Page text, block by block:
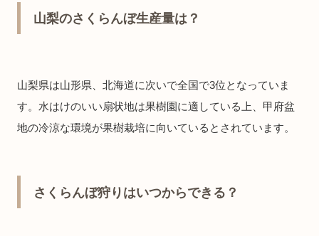
山梨のさくらんぼ生産量は？
山梨県は山形県、北海道に次いで全国で3位となっていま
す。水はけのいい扇状地は果樹園に適している上、甲府盆
地の冷涼な環境が果樹栽培に向いているとされています。
さくらんぼ狩りはいつからできる？